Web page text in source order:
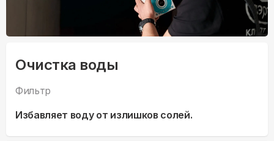
Очистка воды
Фильтр
Избавляет воду от излишков солей.